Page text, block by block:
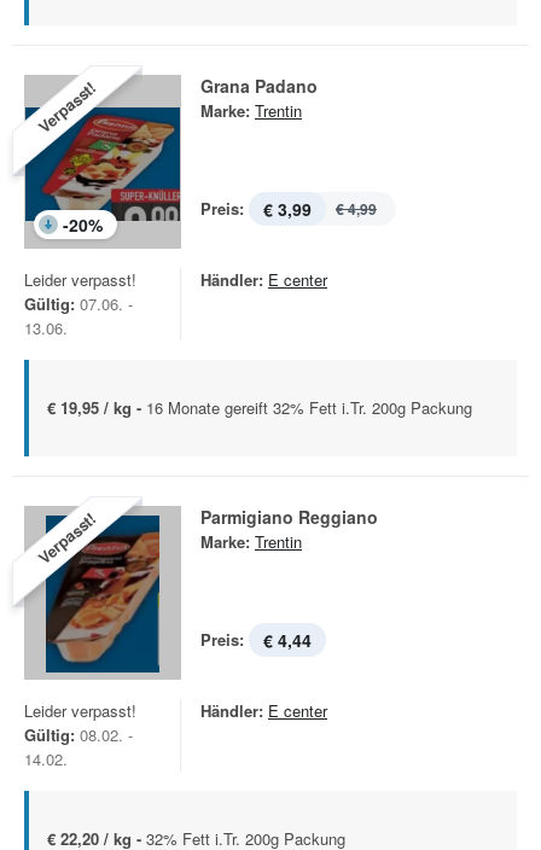
Verpasst!
-20%
Grana Padano
Marke: Trentin
Preis: € 3,99 € 4,99
Leider verpasst!
Gültig: 07.06. -
13.06.
Händler: E center
€ 19,95 / kg - 16 Monate gereift 32% Fett i.Tr. 200g Packung
Verpasst! Parmigiano Reggiano
Marke: Trentin
Preis: € 4,44
Leider verpasst!
Gültig: 08.02. -
14.02.
Händler: E center
€ 22,20 / kg - 32% Fett i.Tr. 200g Packung